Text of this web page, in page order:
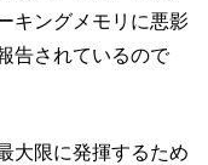
キングメモリに悪影
告されているので
大限に発揮するため